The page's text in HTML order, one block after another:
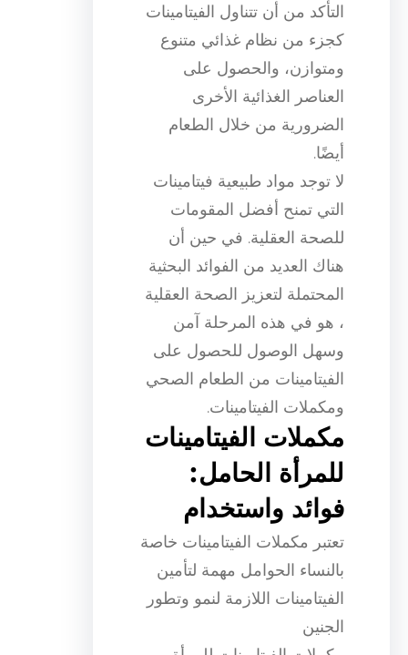
التأكد من أن تتناول الفيتامينات
كجزء من نظام غذائي متنوع
ومتوازن، والحصول على
العناصر الغذائية الأخرى
الضرورية من خلال الطعام
أيضًا.
لا توجد مواد طبيعية فيتامينات
التي تمنح أفضل المقومات
للصحة العقلية. في حين أن
هناك العديد من الفوائد البحثية
المحتملة لتعزيز الصحة العقلية
، هو في هذه المرحلة آمن
وسهل الوصول للحصول على
الفيتامينات من الطعام الصحي
ومكملات الفيتامينات.
مكملات الفيتامينات
للمرأة الحامل:
فوائد واستخدام
تعتبر مكملات الفيتامينات خاصة
بالنساء الحوامل مهمة لتأمين
الفيتامينات اللازمة لنمو وتطور
الجنين